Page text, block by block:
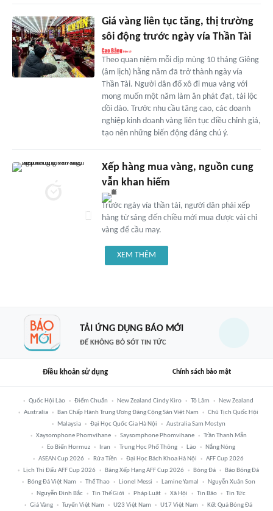
Giá vàng liên tục tăng, thị trường
sôi động trước ngày vía Thần Tài
Theo quan niệm mỗi dịp mùng 10 tháng Giêng
(âm lịch) hằng năm đã trở thành ngày vía
Thần Tài. Người dân đổ xô đi mua vàng với
mong muốn một năm làm ăn phát đạt, tài lộc
dồi dào. Trước nhu cầu tăng cao, các doanh
nghiệp kinh doanh vàng liên tục điều chỉnh giá,
tạo nên những biến động đáng chú ý.
Xếp hàng mua vàng, nguồn cung
vẫn khan hiếm
Trước ngày vía thần tài, người dân phải xếp
hàng từ sáng đến chiều mới mua được vài chỉ
vàng để cầu may.
XEM THÊM
TẢI ỨNG DỤNG BÁO MỚI
ĐỂ KHÔNG BỎ SÓT TIN TỨC
Điều khoản sử dụng Chính sách bảo mật
Quốc Hội Lào Điểm Chuẩn New Zealand Cindy Kiro Tô Lâm
New Zealand
Australia
Ban Chấp Hành Trung Ương Đảng Cộng Sản Việt Nam
Chủ Tịch Quốc Hội
Malaysia
Đại Học Quốc Gia Hà Nội
Australia Sam Mostyn
Xaysomphone Phomvihane
Saysomphone Phomvihane
Trần Thanh Mẫn
Eo Biển Hormuz
Iran Trung Học Phổ Thông Lào
Nắng Nóng
ASEAN Cup 2026
Rửa Tiền Đại Học Bách Khoa Hà Nội
AFF Cup 2026
Lịch Thi Đấu AFF Cup 2026
Bảng Xếp Hạng AFF Cup 2026 Bóng Đá
Báo Bóng Đá
Bóng Đá Việt Nam
Thể Thao Lionel Messi Lamine Yamal
Nguyễn Xuân Son
Nguyễn Đình Bắc
Tin Thế Giới Pháp Luật Xã Hội Tin Bão
Tin Tức
Giá Vàng
Tuyển Việt Nam U23 Việt Nam U17 Việt Nam Kết Quả Bóng Đá